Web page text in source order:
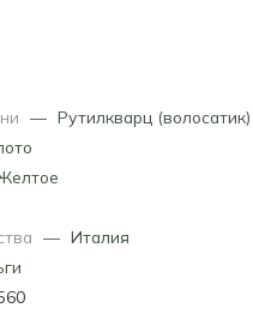
— Рутилкварц (волосатик)
— Италия